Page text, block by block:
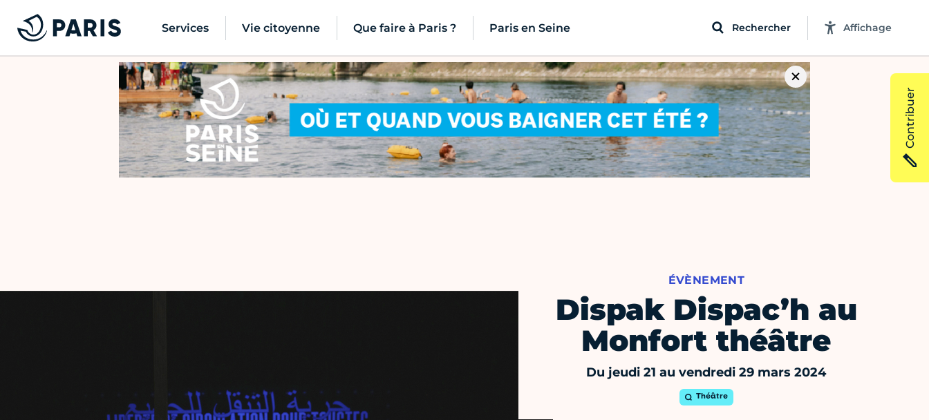
Services Vie citoyenne Que faire à Paris ? Paris en Seine Rechercher Affichage
ÉVÈNEMENT
Dispak Dispac’h au
Monfort théâtre
Du jeudi 21 au vendredi 29 mars 2024
Théâtre
Contribuer